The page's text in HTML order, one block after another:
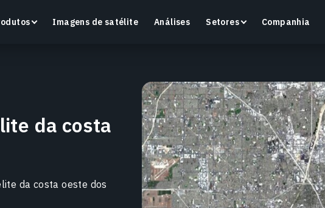
satélite
Crop Monitoring
Monitore a saúde das culturas e as condições dos
campos com uma plataforma inteligente de
agricultura de precisão.
Saiba mais
Imagens de satélite Análises Setores Companhia
da costa
da costa oeste dos